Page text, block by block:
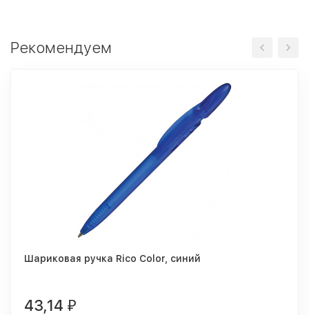
Рекомендуем
Шариковая ручка Rico Color, синий
43,14 ₽